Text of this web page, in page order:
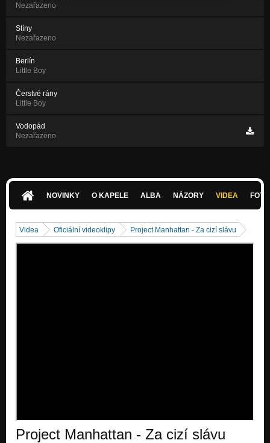
Nezařazeno
Stíny
Nezařazeno
Berlín
Little Boy
Čerstvé rány
Little Boy
Vodopád
Nezařazeno
NOVINKY O KAPELE ALBA NÁZORY VIDEA
Videa Oficiální videoklipy Project Manhattan - Za cizí slávu
Project Manhattan - Za cizí slávu